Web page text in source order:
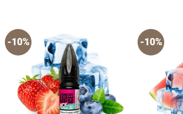
-10% -10%